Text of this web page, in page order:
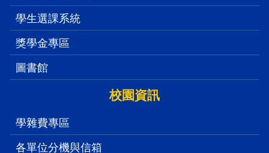
學生選課系統
獎學金專區
圖書館
校園資訊
學雜費專區
各單位分機與信箱